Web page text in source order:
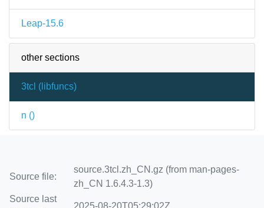
Leap-15.6
other sections
3tcl ( libfuncs)
n ()
Source file:
source.3tcl.zh_CN.gz (from man-pages-
zh_CN 1.6.4.3-1.3)
Source last
2025-08-20T05:29:02Z